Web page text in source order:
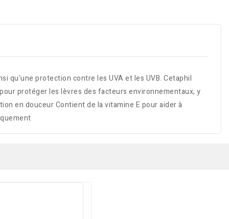
qu'une protection contre les UVA et les UVB. Cetaphil
protéger les lèvres des facteurs environnementaux, y
en douceur Contient de la vitamine E pour aider à